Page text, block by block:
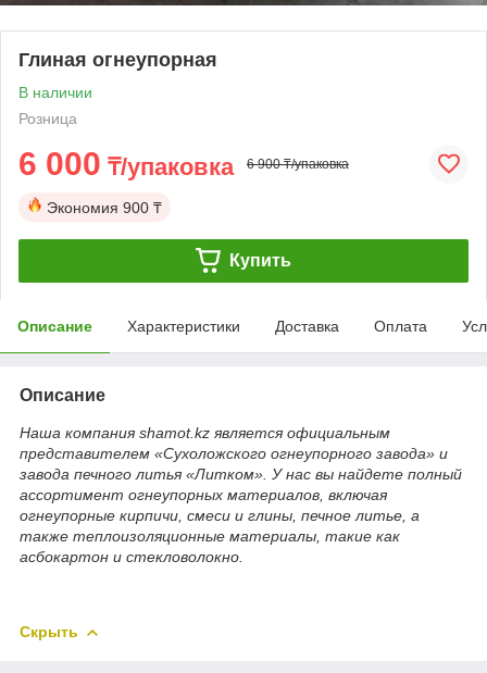
Глиная огнеупорная
В наличии
Розница
6 000 ₸/упаковка 6 900 ₸/упаковка
Экономия 900 ₸
Купить
Описание Характеристики Доставка Оплата
Описание
Наша компания shamot.kz является официальным
представителем «Сухоложского огнеупорного завода» и
завода печного литья «Литком». У нас вы найдете полный
ассортимент огнеупорных материалов, включая
огнеупорные кирпичи, смеси и глины, печное литье, а
также теплоизоляционные материалы, такие как
асбокартон и стекловолокно.
Скрыть